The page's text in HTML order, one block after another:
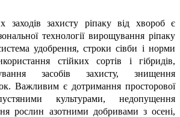
захисту ріпаку від хвороб є
технології вирощування ріпаку
удобрення, строки сівби і норми
стійких сортів і гібридів,
засобів захисту, знищення
Важливим є дотримання просторової
культурами, недопущення
рослин азотними добривами з осені,